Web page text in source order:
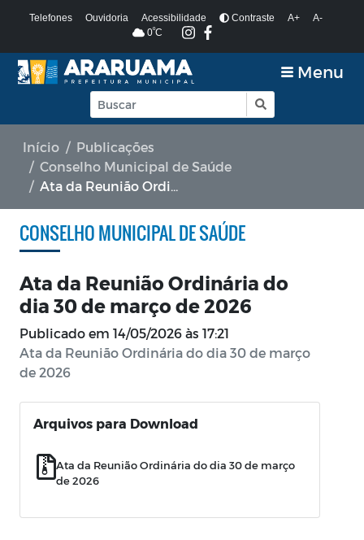
Telefones Ouvidoria Acessibilidade Contraste A+
A-
0ºC
Menu
Início
Publicações
Conselho Municipal de Saúde
Ata da Reunião Ordinária do dia 30 de março de 2026
CONSELHO MUNICIPAL DE SAÚDE
Ata da Reunião Ordinária do
dia 30 de março de 2026
Publicado em 14/05/2026 às 17:21
Ata da Reunião Ordinária do dia 30 de março
de 2026
Arquivos para Download
Ata da Reunião Ordinária do dia 30 de março
de 2026